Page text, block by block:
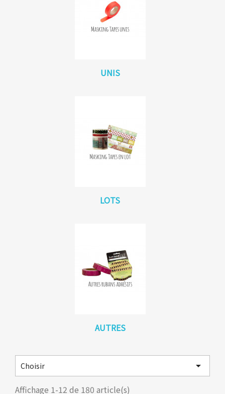
UNIS
LOTS
AUTRES
Choisir

Affichage 1-12 de 180 article(s)